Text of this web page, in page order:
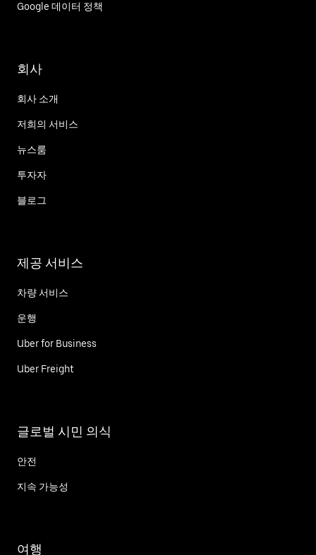
Google 데이터 정책
회사
회사 소개
저희의 서비스
뉴스룸
투자자
블로그
제공 서비스
차량 서비스
운행
Uber for Business
Uber Freight
글로벌 시민 의식
안전
지속 가능성
여행